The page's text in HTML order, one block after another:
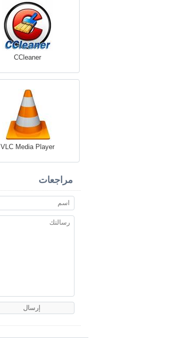
CCleaner
VLC Media Player
مراجعات